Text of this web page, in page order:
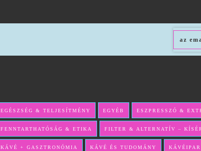
EGÉSZSÉG & TELJESÍTMÉNY EGYÉB ESZPRESSZÓ &
FENNTARTHATÓSÁG & ETIKA FILTER & ALTERNATÍV –
KÁVÉ + GASZTRONÓMIA KÁVÉ ÉS TUDOMÁNY